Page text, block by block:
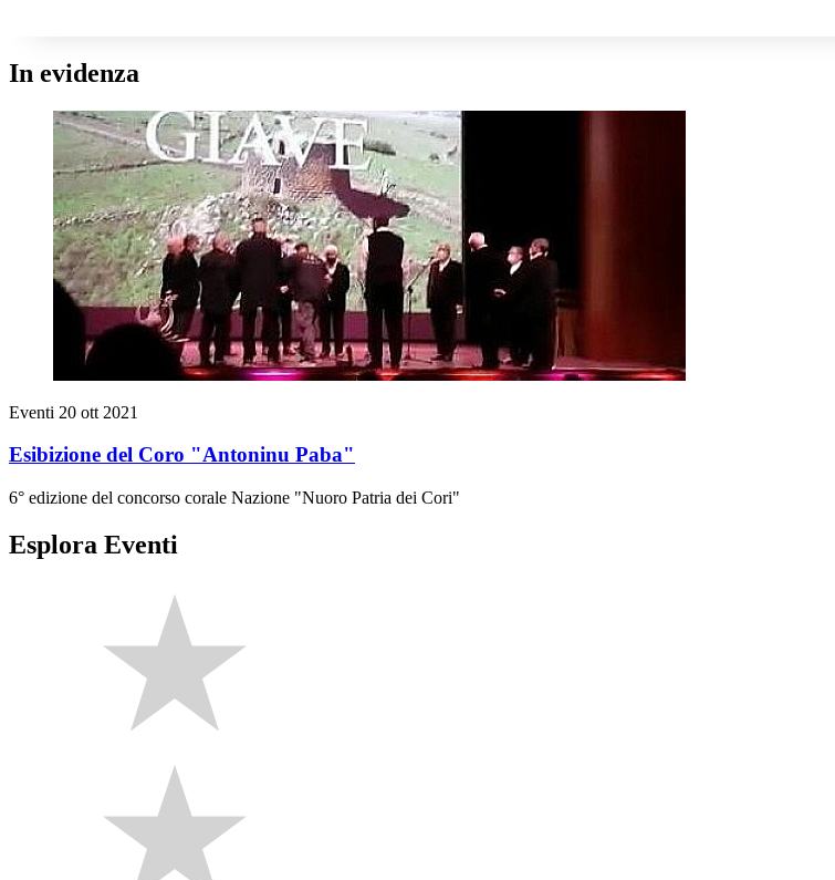
In evidenza
Eventi 20 ott 2021
Esibizione del Coro "Antoninu Paba"
6° edizione del concorso corale Nazione "Nuoro Patria dei Cori"
Esplora Eventi